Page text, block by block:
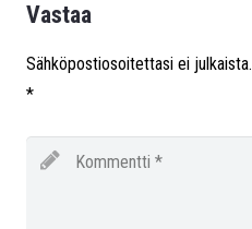
Vastaa
Sähköpostiosoitettasi ei julkaista.
*